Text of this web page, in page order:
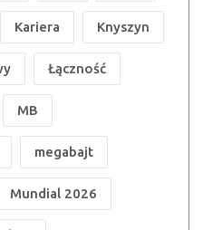
Kariera Knyszyn
Łączność
MB
megabajt
Mundial 2026